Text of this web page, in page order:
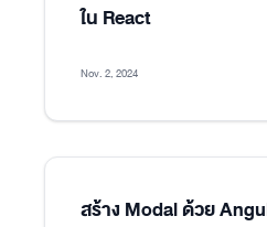
ใน React
Nov. 2, 2024
สร้าง Modal ด้วย